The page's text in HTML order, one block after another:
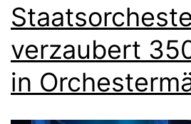
verzaubert
in